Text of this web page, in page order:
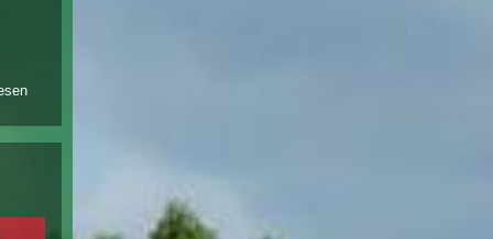
über vfl muß tus
finale den vortritt
lassen und wird